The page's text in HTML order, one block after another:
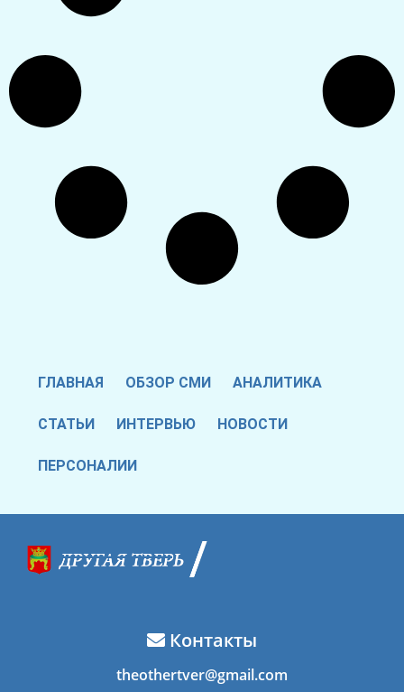
ГЛАВНАЯ ОБЗОР СМИ АНАЛИТИКА
СТАТЬИ ИНТЕРВЬЮ НОВОСТИ
ПЕРСОНАЛИИ
Контакты
theothertver@gmail.com